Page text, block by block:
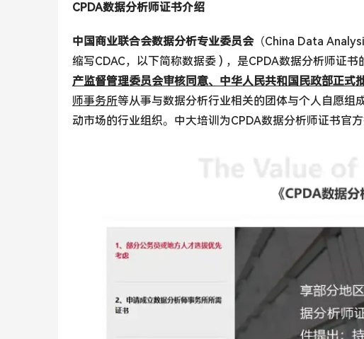
CPDA数据分析师证书介绍
中国商业联合会数据分析专业委员会（China Data
缩写CDAC，以下简称数据委 ) ，是CPDA数据分析师证书
产监督管理委员会审核同意、中华人民共和国民政部正式
师事务所等从事与数据分析行业相关的团体与个人自愿组
动市场的行业组织。中大培训为CPDA数据分析师证书官方